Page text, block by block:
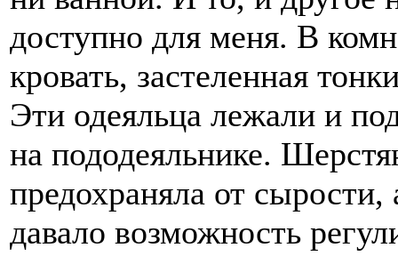
доступно для меня. В
кровать, застеленная
Эти одеяльца лежали и
на пододеяльнике.
предохраняла от
давало возможность